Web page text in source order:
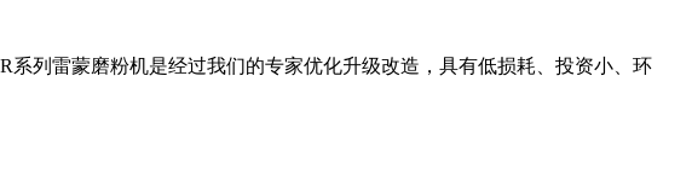
列雷蒙磨粉机是经过我们的专家优化升级改造，具有低损耗、投资小、环